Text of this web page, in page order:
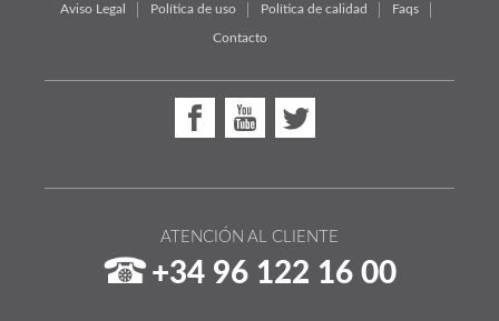
Aviso Legal Política de uso Política de calidad Faqs
Contacto
ATENCIÓN AL CLIENTE
+34 96 122 16 00